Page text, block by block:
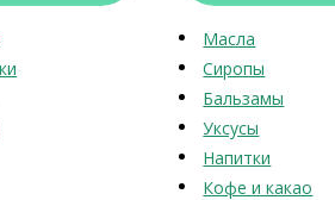
Масла
Сиропы
Бальзамы
Уксусы
Напитки
Кофе и какао